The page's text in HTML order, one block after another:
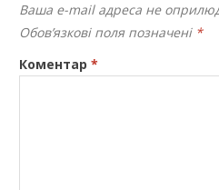
Ваша e-mail адреса не
Обов’язкові поля позначені *
Коментар*